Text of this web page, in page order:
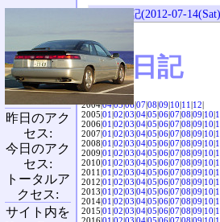
«前の日記(2012-07-
SVX日記
2004|04|05|06|07|08|09|10|11|12|
2005|01|02|03|04|05|06|07|08|09|10|
2006|01|02|03|04|05|06|07|08|09|10|
2007|01|02|03|04|05|06|07|08|09|10|
2008|01|02|03|04|05|06|07|08|09|10|
2009|01|02|03|04|05|06|07|08|09|10|
2010|01|02|03|04|05|06|07|08|09|10|
2011|01|02|03|04|05|06|07|08|09|10|
2012|01|02|03|04|05|06|07|08|09|10|
2013|01|02|03|04|05|06|07|08|09|10|
2014|01|02|03|04|05|06|07|08|09|10|
2015|01|02|03|04|05|06|07|08|09|10|
昨日のアク
セス:
今日のアク
セス:
トータルア
クセス:
サイト内を